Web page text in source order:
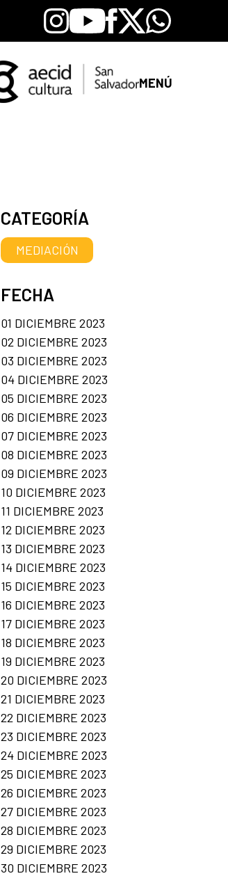
Instagram
YoutubeFacebook
X Whatsapp
MENÚ
CATEGORÍA
MEDIACIÓN
FECHA
01 DICIEMBRE 2023
02 DICIEMBRE 2023
03 DICIEMBRE 2023
04 DICIEMBRE 2023
05 DICIEMBRE 2023
06 DICIEMBRE 2023
07 DICIEMBRE 2023
08 DICIEMBRE 2023
09 DICIEMBRE 2023
10 DICIEMBRE 2023
11 DICIEMBRE 2023
12 DICIEMBRE 2023
13 DICIEMBRE 2023
14 DICIEMBRE 2023
15 DICIEMBRE 2023
16 DICIEMBRE 2023
17 DICIEMBRE 2023
18 DICIEMBRE 2023
19 DICIEMBRE 2023
20 DICIEMBRE 2023
21 DICIEMBRE 2023
22 DICIEMBRE 2023
23 DICIEMBRE 2023
24 DICIEMBRE 2023
25 DICIEMBRE 2023
26 DICIEMBRE 2023
27 DICIEMBRE 2023
28 DICIEMBRE 2023
29 DICIEMBRE 2023
30 DICIEMBRE 2023